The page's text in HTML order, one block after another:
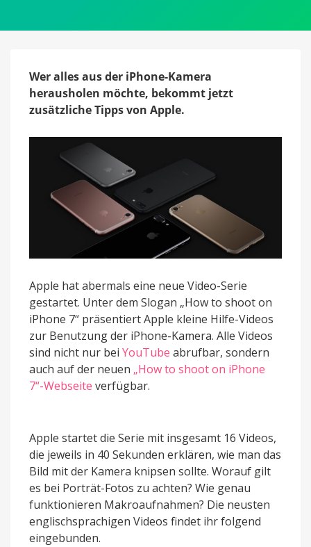
7:
Tricks
von
Apple
in
Video-
Wer alles aus der iPhone-Kamera
herausholen möchte, bekommt jetzt
zusätzliche Tipps von Apple.
Apple hat abermals eine neue Video-Serie
gestartet. Unter dem Slogan „How to shoot on
iPhone 7“ präsentiert Apple kleine Hilfe-Videos
zur Benutzung der iPhone-Kamera. Alle Videos
sind nicht nur bei YouTube abrufbar, sondern
auch auf der neuen „How to shoot on iPhone
7“-Webseite verfügbar.
Apple startet die Serie mit insgesamt 16 Videos,
die jeweils in 40 Sekunden erklären, wie man das
Bild mit der Kamera knipsen sollte. Worauf gilt
es bei Porträt-Fotos zu achten? Wie genau
funktionieren Makroaufnahmen? Die neusten
englischsprachigen Videos findet ihr folgend
eingebunden.